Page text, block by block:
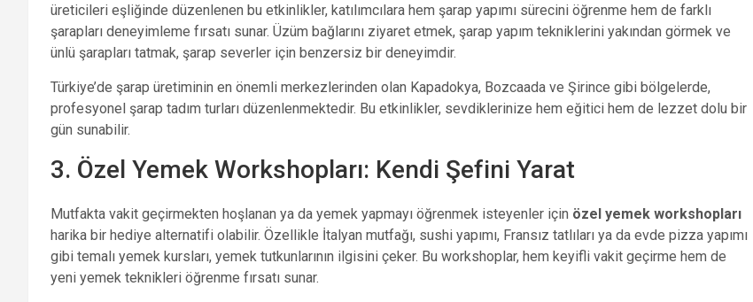
üreticileri eşliğinde düzenlenen bu etkinlikler, katılımcılara hem şarap yapımı sürecini öğrenme hem de farklı
şarapları deneyimleme fırsatı sunar. Üzüm bağlarını ziyaret etmek, şarap yapım tekniklerini yakından görmek ve
ünlü şarapları tatmak, şarap severler için benzersiz bir deneyimdir.
Türkiye’de şarap üretiminin en önemli merkezlerinden olan Kapadokya, Bozcaada ve Şirince gibi bölgelerde,
profesyonel şarap tadım turları düzenlenmektedir. Bu etkinlikler, sevdiklerinize hem eğitici hem de lezzet dolu bir
gün sunabilir.
3. Özel Yemek Workshopları: Kendi Şefini Yarat
Mutfakta vakit geçirmekten hoşlanan ya da yemek yapmayı öğrenmek isteyenler için özel yemek workshopları
harika bir hediye alternatifi olabilir. Özellikle İtalyan mutfağı, sushi yapımı, Fransız tatlıları ya da evde pizza yapımı
gibi temalı yemek kursları, yemek tutkunlarının ilgisini çeker. Bu workshoplar, hem keyifli vakit geçirme hem de
yeni yemek teknikleri öğrenme fırsatı sunar.